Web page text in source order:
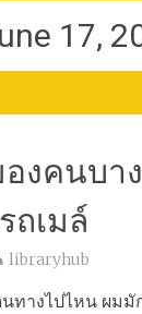
17,
งคนบาง
ถเมล์
libraryhub
ทางไปไหน ผมมั